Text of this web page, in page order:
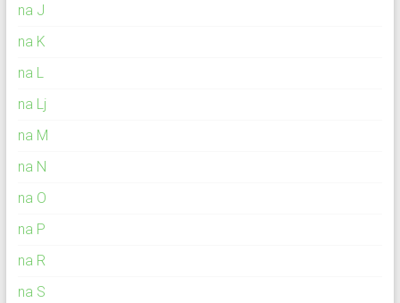
na J
na K
na L
na Lj
na M
na N
na O
na P
na R
na S